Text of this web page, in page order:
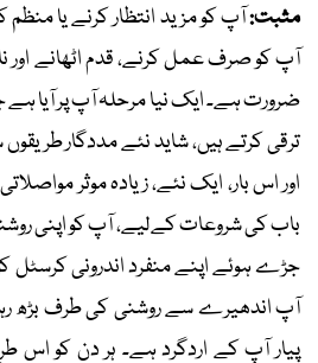
مثبت:آپ کو مزید انتظار کرنے یا
آپ کو صرف عمل کرنے، قدم اٹھانے اور
ضرورت ہے۔ ایک نیا مرحلہ آپ پر آیا
ترقی کرتے ہیں، شاید نئے مددگار
اور اس بار، ایک نئے، زیادہ موثر
باب کی شروعات کےلیے، آپ کو اپنی
جڑے ہوئے اپنے منفرد اندرونی
آپ اندھیرے سے روشنی کی طرف بڑھ
پیار آپ کے اردگرد ہے۔ ہر دن کو اس